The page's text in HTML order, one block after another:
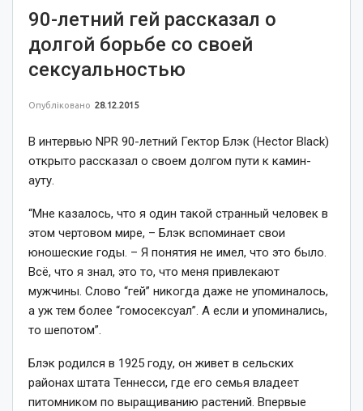
90-летний гей рассказал о
долгой борьбе со своей
сексуальностью
Опубліковано 28.12.2015
В интервью NPR 90-летний Гектор Блэк (Hector Black)
открыто рассказал о своем долгом пути к камин-
ауту.
“Мне казалось, что я один такой странный человек в
этом чертовом мире, – Блэк вспоминает свои
юношеские годы. – Я понятия не имел, что это было.
Всё, что я знал, это то, что меня привлекают
мужчины. Слово “гей” никогда даже не упоминалось,
а уж тем более “гомосексуал”. А если и упоминались,
то шепотом”.
Блэк родился в 1925 году, он живет в сельских
районах штата Теннесси, где его семья владеет
питомником по выращиванию растений. Впервые